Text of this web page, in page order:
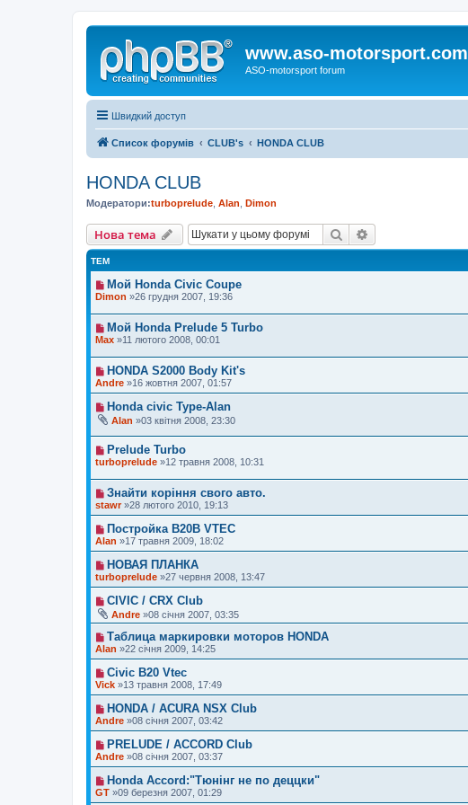
www.aso-motorsport.com
ASO-motorsport forum
Швидкий доступ
Список форумів CLUB's HONDA CLUB
HONDA CLUB
Модератори:turboprelude Alan Dimon
Нова тема Пошук
ТЕМ
Мой Honda Civic Coupe
Dimon »26 грудня 2007, 19:36
Мой Honda Prelude 5 Turbo
Max »11 лютого 2008, 00:01
HONDA S2000 Body Kit's
Andre »16 жовтня 2007, 01:57
Honda civic Type-Alan
Alan »03 квітня 2008, 23:30
Prelude Turbo
turboprelude »12 травня 2008, 10:31
Знайти коріння свого авто.
stawr»28 лютого 2010, 19:13
Постройка В20В VTEC
Alan »17 травня 2009, 18:02
НОВАЯ ПЛАНКА
turboprelude »27 червня 2008, 13:47
CIVIC / CRX Club
Andre »08 січня 2007, 03:35
Таблица маркировки моторов HONDA
Alan »22 січня 2009, 14:25
Civic B20 Vtec
Vick »13 травня 2008, 17:49
HONDA / ACURA NSX Club
Andre »08 січня 2007, 03:42
PRELUDE / ACCORD Club
Andre »08 січня 2007, 03:37
Honda Accord:"Тюнінг не по деццки"
GT »09 березня 2007, 01:29